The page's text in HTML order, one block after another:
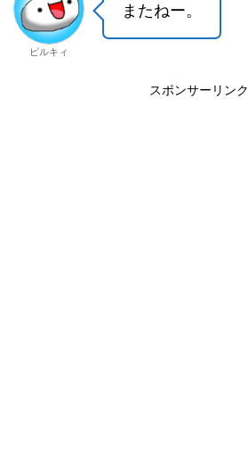
ピルキィ
またねー。
スポンサーリンク